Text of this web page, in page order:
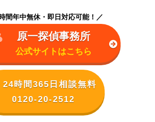
間年中無休・即日対応可能！／
原一探偵事務所
公式サイトはこちら
24時間365日相談無料
0120-20-2512